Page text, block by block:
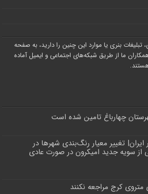
تبلیغات بنری یا موارد این چنین را دارید، به صفحه
ما از طریق شبکه‌های اجتماعی و ایمیل آماده
چهارباغ تامین شده است
ایران| تغییر معیار رنگ‌بندی شهرها در
از سویه جدید امیکرون در صورت عادی
متروی کرج مراجعه نکنند